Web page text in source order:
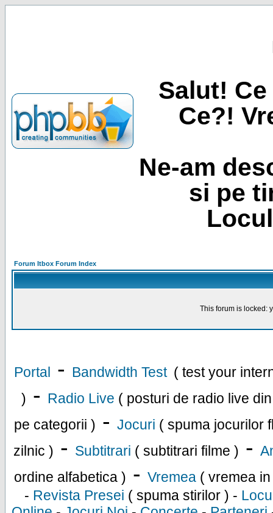
Salut!
Ce?!
Ne-am
si pe
Forum Itbox Forum Index
This forum is locked:
Portal - Bandwidth Test ( test your
) - Radio Live ( posturi de radio live
pe categorii ) - Jocuri ( spuma jocurilor
zilnic ) - Subtitrari ( subtitrari filme ) -
ordine alfabetica ) - Vremea ( vremea
- Revista Presei ( spuma stirilor ) -